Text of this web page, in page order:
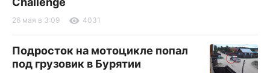
26 мая в 3:09 4031
Подросток на мотоцикле попал
под грузовик в Бурятии